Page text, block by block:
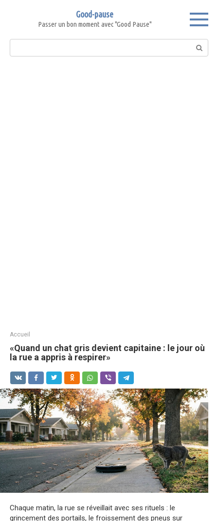
Good-pause
Passer un bon moment avec "Good Pause"
Search:
Accueil
«Quand un chat gris devient capitaine : le jour où
la rue a appris à respirer»
Chaque matin, la rue se réveillait avec ses rituels : le
grincement des portails, le froissement des pneus sur